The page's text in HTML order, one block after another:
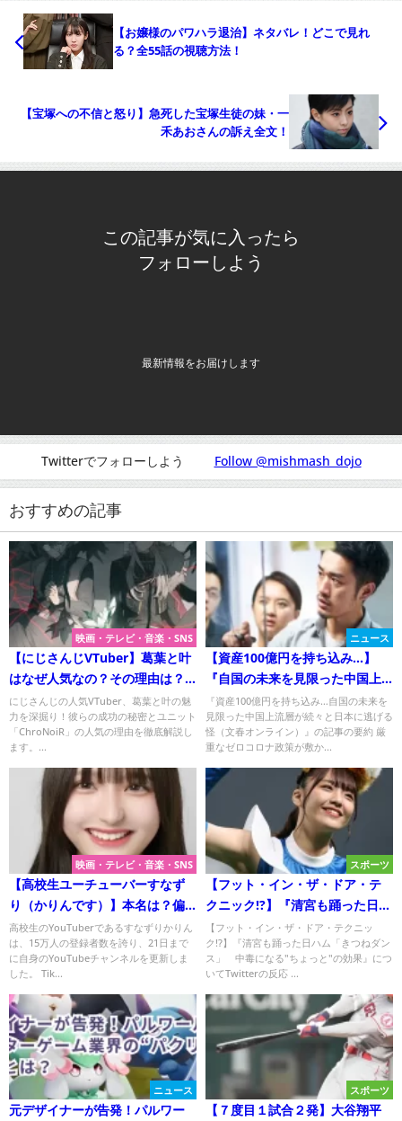
【お嬢様のパワハラ退治】ネタバレ！どこで見れ
る？全55話の視聴方法！
【宝塚への不信と怒り】急死した宝塚生徒の妹・一
禾あおさんの訴え全文！
この記事が気に入ったら
フォローしよう
最新情報をお届けします
Twitterでフォローしよう Follow @mishmash_dojo
おすすめの記事
映画・テレビ・音楽・SNS
【にじさんじVTuber】葛葉と叶
はなぜ人気なの？その理由は？
にじさんじのスターたちを深掘
り！
にじさんじの人気VTuber、葛葉と叶の魅
力を深掘り！彼らの成功の秘密とユニット
「ChroNoiR」の人気の理由を徹底解説し
ます。...
ニュース
【資産100億円を持ち込み…】
『自国の未来を見限った中国上
流層が続々と日本に逃げる怪』
についてTwitterの反応
『資産100億円を持ち込み…自国の未来を
見限った中国上流層が続々と日本に逃げる
怪（文春オンライン）』の記事の要約 厳
重なゼロコロナ政策が敷か...
映画・テレビ・音楽・SNS
【高校生ユーチューバーすなず
り（かりんです）】本名は？偏
差値の高い高校？驚異の得点で
不正疑う声も！
高校生のYouTuberであるすなずりかりん
は、15万人の登録者数を誇り、21日まで
に自身のYouTubeチャンネルを更新しま
した。 Tik...
スポーツ
【フット・イン・ザ・ドア・テ
クニック!?】『清宮も踊った日ハ
ム「きつねダンス」 中毒にな
る"ちょっと"の効果』について
Twitterの反応
【フット・イン・ザ・ドア・テクニッ
ク!?】『清宮も踊った日ハム「きつねダン
ス」 中毒になる"ちょっと"の効果』につ
いてTwitterの反応 ...
ニュース
元デザイナーが告発！パルワー
スポーツ
【７度目１試合２発】大谷翔平